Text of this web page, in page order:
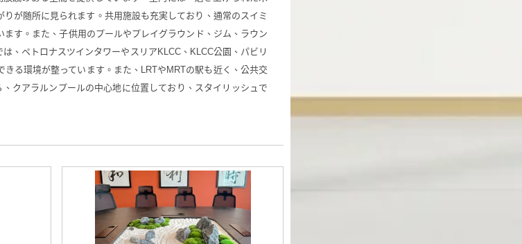
が随所に見られます。共用施設も充実しており、通常のスイミ
す。また、子供用のプールやプレイグラウンド、ジム、ラウン
、ペトロナスツインタワーやスリアKLCC、KLCC公園、パビリ
る環境が整っています。また、LRTやMRTの駅も近く、公共交
クアラルンプールの中心地に位置しており、スタイリッシュで